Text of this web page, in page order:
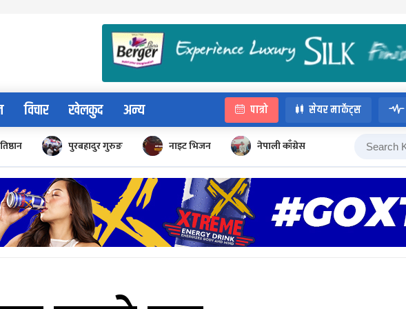
विचार खेलकुद अन्य पात्रो सेयर मार्केट्स
पुरबहादुर गुरुङ नाइट भिजन नेपाली काँग्रेस